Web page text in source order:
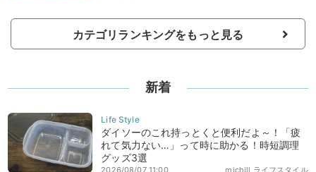
カテゴリランキングをもっと見る
新着
ダイソーのこれ持っとくと便利だよ～！「疲
れて気力ない…」って時に助かる！時短調理
グッズ3選
michill ライフスタイル
2026/08/07 11:00